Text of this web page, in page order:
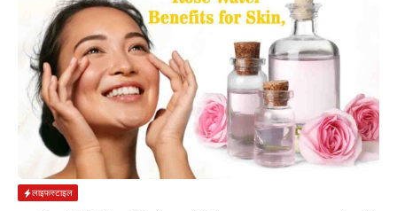
लाइफस्टाइल